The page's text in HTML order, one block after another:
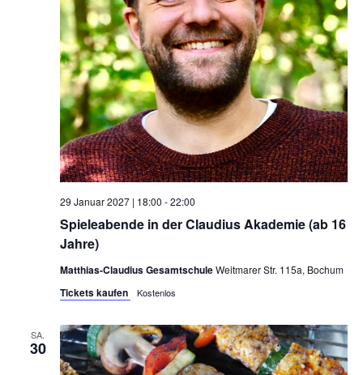
Spieleabende in der Claudius Akademie (ab 16
Jahre)
29 Januar 2027 | 18:00 -22:00
Matthias-Claudius GesamtschuleWeitmarer Str. 115a, Bochum
Tickets kaufen Kostenlos
SA.
30